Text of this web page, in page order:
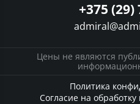
+375 (29)
Цены не являются
Политика
Согласие на